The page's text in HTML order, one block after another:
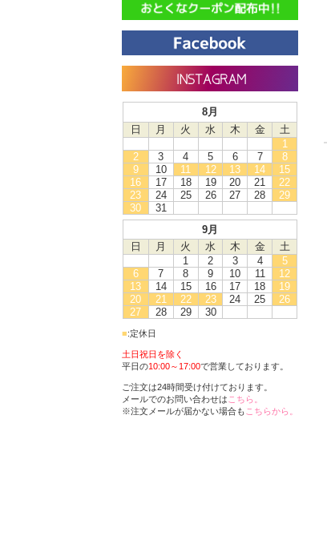
8月
日
月 火 水 木 金
土
1
2
3 4 5 6 7
8
9
10 11 12 13 14
15
16
17 18 19 20 21
22
23
24 25 26 27 28
29
30
31
9月
日
月 火 水 木 金
土
1
2 3 4
5
6
7 8 9 10 11
12
13
14 15 16 17 18
19
20
21 22 23 24 25
26
27
28 29 30
■:定休日
土日祝日を除く
平日の10:00～17:00で営業しております。
ご注文は24時間受け付けております。
メールでのお問い合わせは こちら。
※注文メールが届かない場合も こちらから。